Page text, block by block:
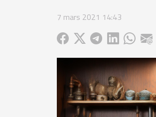
7 mars 2021 14:43